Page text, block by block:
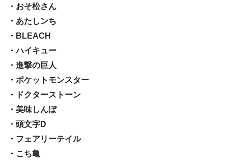
・おそ松さん
・あたしンち
・BLEACH
・ハイキュー
・進撃の巨人
・ポケットモンスター
・ドクターストーン
・美味しんぼ
・頭文字D
・フェアリーテイル
・こち亀